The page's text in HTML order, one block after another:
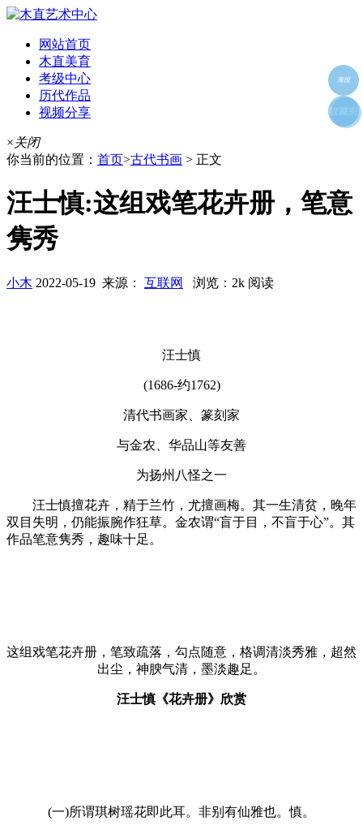
网站首页
木直美育
考级中心
历代作品
视频分享
×关闭
你当前的位置： 首页>古代书画 > 正文
汪士慎:这组戏笔花卉册，笔意
隽秀
小木 2022-05-19 来源： 互联网 浏览：2k 阅读
汪士慎
(1686-约1762)
清代书画家、篆刻家
与金农、华品山等友善
为扬州八怪之一
汪士慎擅花卉，精于兰竹，尤擅画梅。其一生清贫，晚年
双目失明，仍能振腕作狂草。金农谓“盲于目，不盲于心”。其
作品笔意隽秀，趣味十足。
这组戏笔花卉册，笔致疏落，勾点随意，格调清淡秀雅，超然
出尘，神腴气清，墨淡趣足。
汪士慎《花卉册》欣赏
(一)所谓琪树瑶花即此耳。非别有仙雅也。慎。
海报
好友
朋友圈
收藏夹